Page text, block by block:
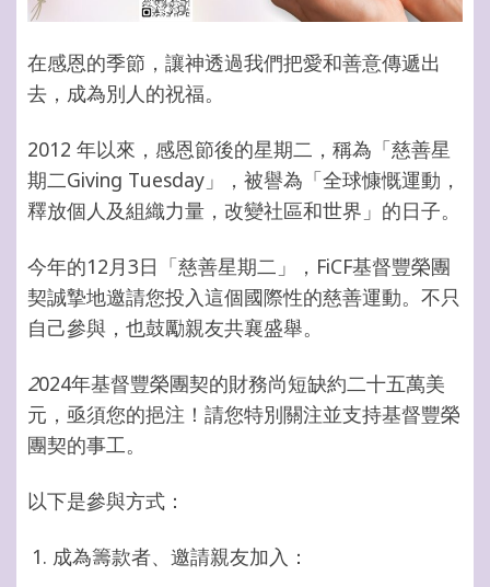
在感恩的季節，讓神透過我們把愛和善意傳遞出
去，成為別人的祝福。
2012 年以來，感恩節後的星期二，稱為「慈善星
期二Giving Tuesday 」，被譽為「全球慷慨運動，
釋放個人及組織力量，改變社區和世界」的日子。
今年的12 月3日「慈善星期二 」， FiCF基督豐榮團
契誠摯地邀請您投入這個國際性的慈善運動。不只
自己參與，也鼓勵親友共襄盛舉。
2024年基督豐榮團契的財務尚短缺約二十五萬美
元 ， 亟須您的挹注！ 請您特別關注並支持基督豐榮
團契的事工。
以下是參與方式：
成為籌款者、邀請親友加入：